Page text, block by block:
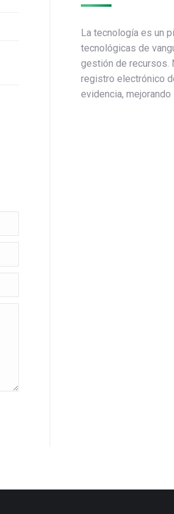
La tecnología es un
tecnológicas de
gestión de recursos.
registro electrónico
evidencia,